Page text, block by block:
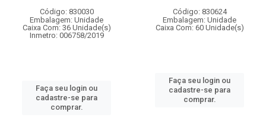
Código: 830030
Embalagem: Unidade
Caixa Com: 36 Unidade(s)
Inmetro: 006758/2019
Faça seu login ou
cadastre-se para
comprar.
Código: 830624
Embalagem: Unidade
Caixa Com: 60 Unidade(s)
Faça seu login ou
cadastre-se para
comprar.